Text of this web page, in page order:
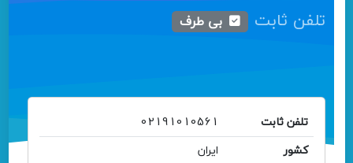
تلفن ثابت بی طرف
تلفن ثابت
02191010561
کشور
ایران